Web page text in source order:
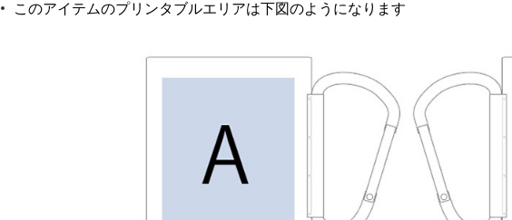
このアイテムのプリンタブルエリアは下図のようになります